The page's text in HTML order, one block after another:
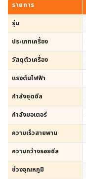
รายการ
รุ่น
ประเภทเครื่อง
วัสดุตัวเครื่อง
แรงดันไฟฟ้า
กำลังชุดซีล
กำลังมอเตอร์
ความเร็วสายพาน
ความกว้างรอยซีล
ช่วงอุณหภูมิ